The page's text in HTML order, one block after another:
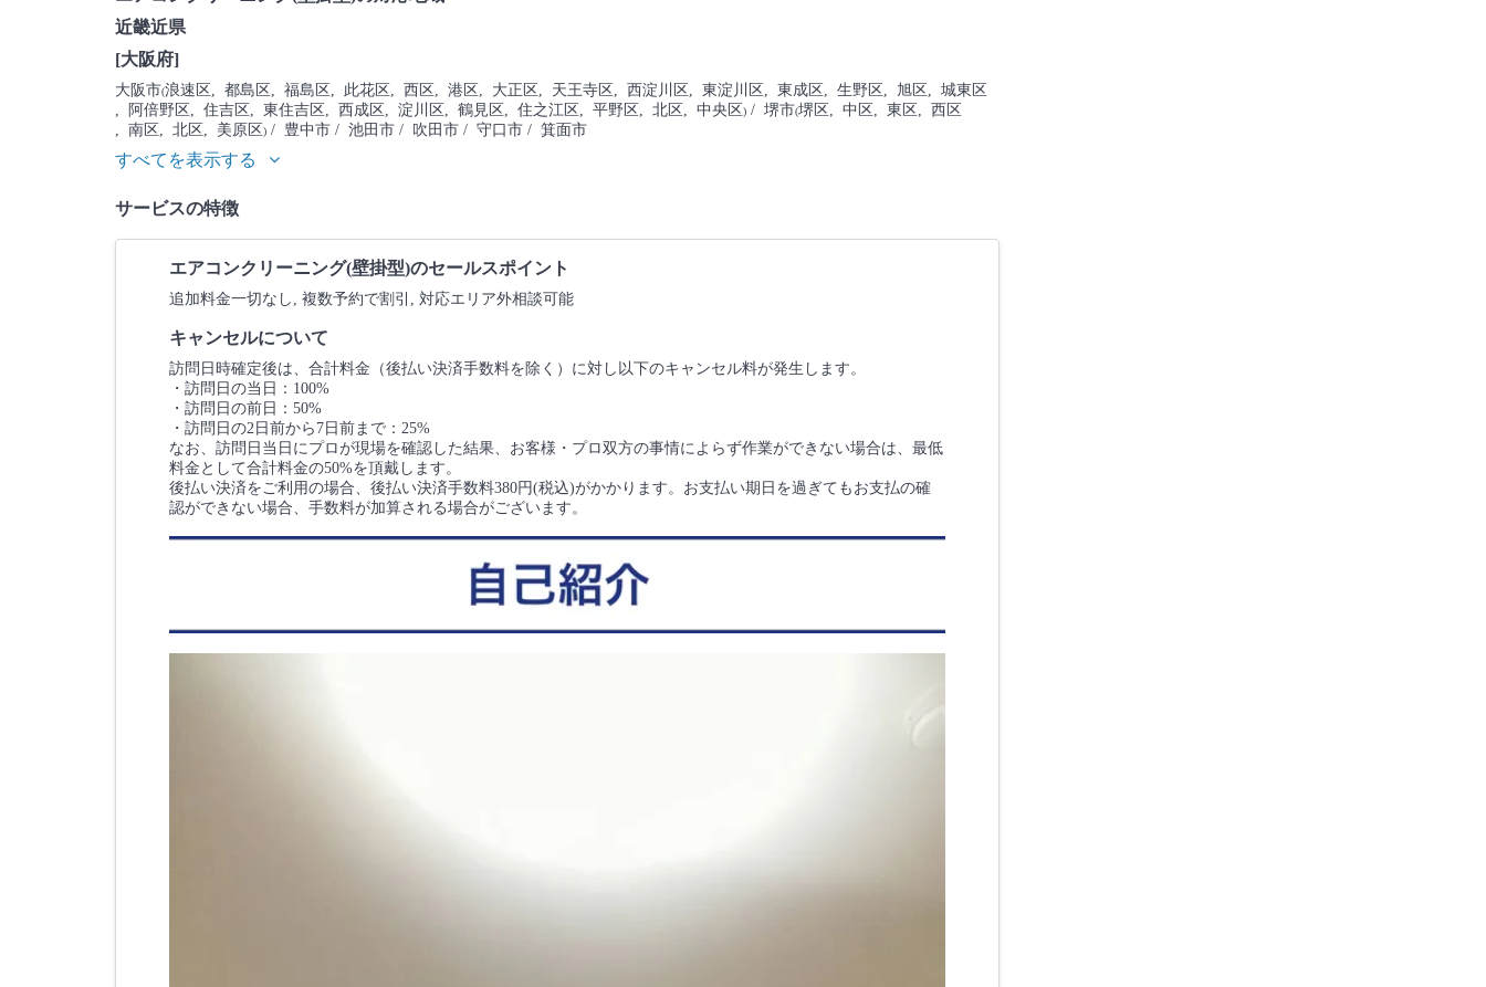
近畿近県
[大阪府]
大阪市(浪速区 , 都島区 , 福島区 , 此花区 , 西区 , 港区 , 大正区 , 天王寺区 , 西淀川区 , 東淀川区 , 東成区 , 生野区 , 旭区 , 城東区
, 阿倍野区 , 住吉区 , 東住吉区 , 西成区 , 淀川区 , 鶴見区 , 住之江区 , 平野区 , 北区 , 中央区) / 堺市(堺区 , 中区 , 東区 , 西区
, 南区 , 北区 , 美原区) / 豊中市 / 池田市 / 吹田市 / 守口市 / 箕面市
すべてを表示する
サービスの特徴
エアコンクリーニング(壁掛型)のセールスポイント
追加料金一切なし, 複数予約で割引, 対応エリア外相談可能
キャンセルについて
訪問日時確定後は、合計料金（後払い決済手数料を除く）に対し以下のキャンセル料が発生します。
・訪問日の当日：100%
・訪問日の前日：50%
・訪問日の2日前から7日前まで：25%
なお、訪問日当日にプロが現場を確認した結果、お客様・プロ双方の事情によらず作業ができない場合は、最低
料金として合計料金の50%を頂戴します。
後払い決済をご利用の場合、後払い決済手数料380円(税込)がかかります。お支払い期日を過ぎてもお支払の確
認ができない場合、手数料が加算される場合がございます。